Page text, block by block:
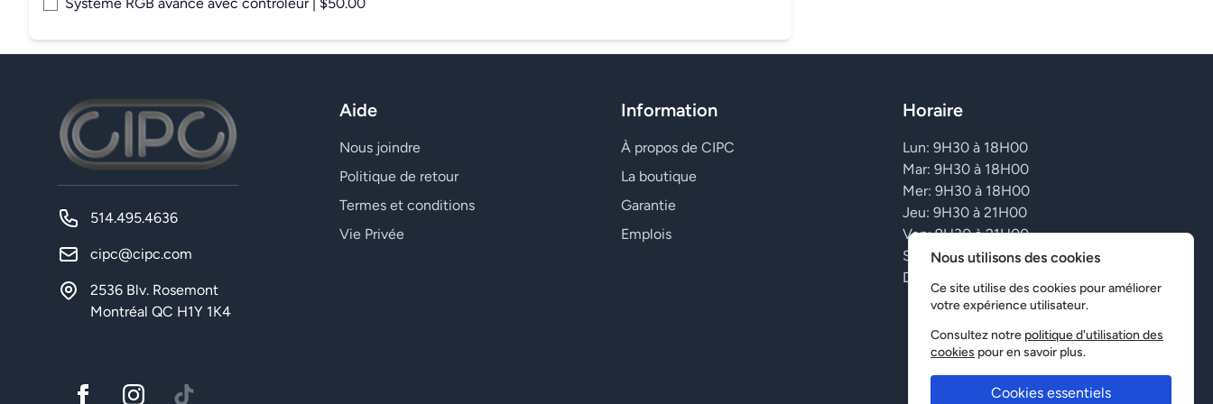
514.495.4636
cipc@cipc.com
2536 Blv. Rosemont
Montréal QC H1Y 1K4
Aide
Nous joindre
Politique de retour
Termes et conditions
Vie Privée
Information
À propos de CIPC
La boutique
Garantie
Emplois
Horaire
Lun: 9H30 à 18H00
Mar: 9H30 à 18H00
Mer: 9H30 à 18H00
Jeu: 9H30 à 21H00
Ven: 9H30 à 21H00
Sam: Fermé
Dim: Fermé
Nous utilisons des cookies
Ce site utilise des cookies pour améliorer
votre expérience utilisateur.
Consultez notre politique d'utilisation des
cookies pour en savoir plus.
Cookies essentiels